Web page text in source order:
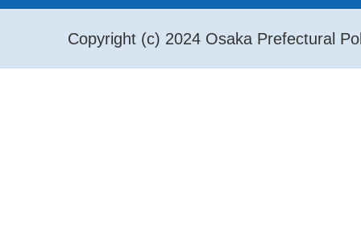
Copyright (c) 2024 Osaka Prefectural